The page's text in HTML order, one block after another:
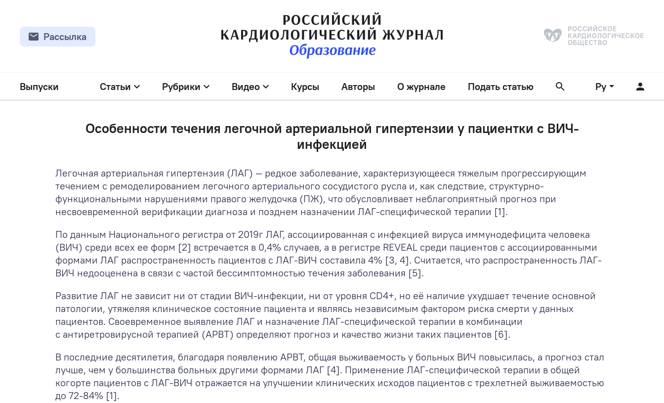
Рассылка
Выпуски Статьи Рубрики Видео Курсы Авторы О журнале Подать статью Ру
Особенности течения легочной артериальной гипертензии у пациентки с ВИЧ-
инфекцией
Легочная артериальная гипертензия (ЛАГ) — редкое заболевание, характеризующееся тяжелым прогрессирующим
течением с ремоделированием легочного артериального сосудистого русла и, как следствие, структурно-
функциональными нарушениями правого желудочка (ПЖ), что обусловливает неблагоприятный прогноз при
несвоевременной верификации диагноза и позднем назначении ЛАГ-специфической терапии [1].
По данным Национального регистра от 2019г ЛАГ, ассоциированная с инфекцией вируса иммунодефицита человека
(ВИЧ) среди всех ее форм [2] встречается в 0,4% случаев, а в регистре REVEAL среди пациентов с ассоциированными
формами ЛАГ распространенность пациентов с ЛАГ-ВИЧ составила 4% [3, 4]. Считается, что распространенность ЛАГ-
ВИЧ недооценена в связи с частой бессимптомностью течения заболевания [5].
Развитие ЛАГ не зависит ни от стадии ВИЧ-инфекции, ни от уровня CD4+, но её наличие ухудшает течение основной
патологии, утяжеляя клиническое состояние пациента и являясь независимым фактором риска смерти у данных
пациентов. Своевременное выявление ЛАГ и назначение ЛАГ-специфической терапии в комбинации
с антиретровирусной терапией (АРВТ) определяют прогноз и качество жизни таких пациентов [6].
В последние десятилетия, благодаря появлению АРВТ, общая выживаемость у больных ВИЧ повысилась, а прогноз стал
лучше, чем у большинства больных другими формами ЛАГ [4]. Применение ЛАГ-специфической терапии в общей
когорте пациентов с ЛАГ-ВИЧ отражается на улучшении клинических исходов пациентов с трехлетней выживаемостью
до 72-84% [1].